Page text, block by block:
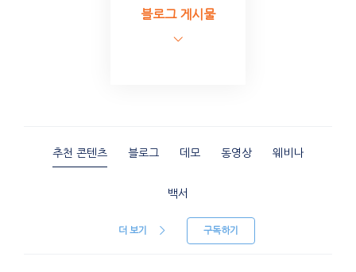
블로그 게시물
추천 콘텐츠 블로그 데모 동영상 웨비나
백서
더 보기 구독하기